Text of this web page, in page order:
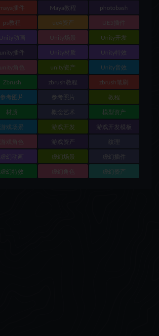
maya插件 Maya教程 photobash
ps教程 ue4资产 UE5插件
Unity动画 Unity场景 Unity开发
unity插件 Unity材质 Unity特效
unity角色 unity资产 Unity音效
Zbrush zbrush教程 zbrush笔刷
参考图片 参考照片 教程
材质 概念艺术 模型资产
游戏场景 游戏开发 游戏开发模板
游戏角色 游戏资产 纹理
虚幻动画 虚幻场景 虚幻插件
虚幻特效 虚幻角色 虚幻资产